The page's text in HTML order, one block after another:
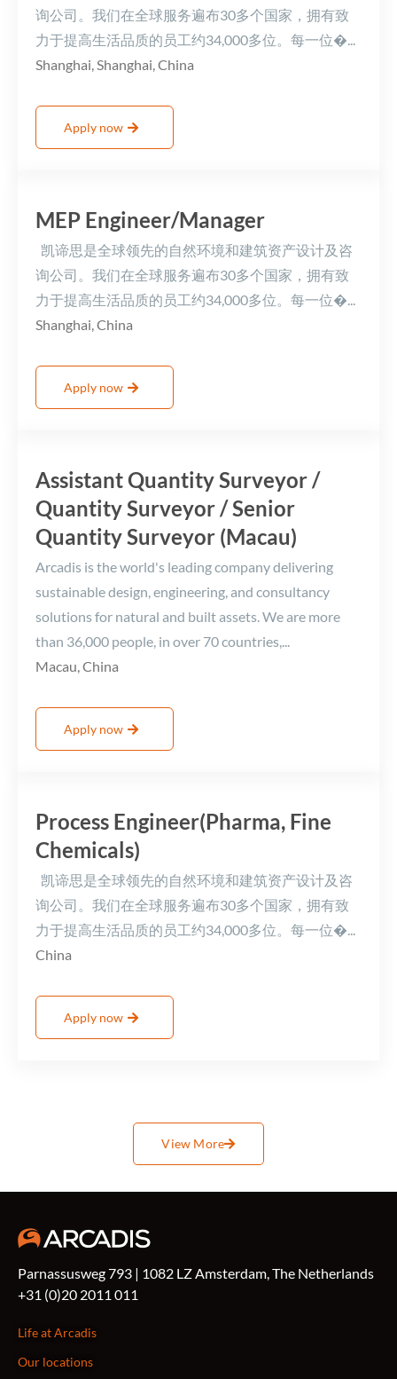
询公司。我们在全球服务遍布30多个国家，拥有致
力于提高生活品质的员工约34,000多位。每一位�...
Shanghai, Shanghai, China
Apply now
MEP Engineer/Manager
凯谛思是全球领先的自然环境和建筑资产设计及咨
询公司。我们在全球服务遍布30多个国家，拥有致
力于提高生活品质的员工约34,000多位。每一位�...
Shanghai, China
Apply now
Assistant Quantity Surveyor /
Quantity Surveyor / Senior
Quantity Surveyor (Macau)
Arcadis is the world's leading company delivering
sustainable design, engineering, and consultancy
solutions for natural and built assets. We are more
than 36,000 people, in over 70 countries,...
Macau, China
Apply now
Process Engineer(Pharma, Fine
Chemicals)
凯谛思是全球领先的自然环境和建筑资产设计及咨
询公司。我们在全球服务遍布30多个国家，拥有致
力于提高生活品质的员工约34,000多位。每一位�...
China
Apply now
View More
Parnassusweg 793 | 1082 LZ Amsterdam, The Netherlands
+31 (0)20 2011 011
Life at Arcadis
Our locations